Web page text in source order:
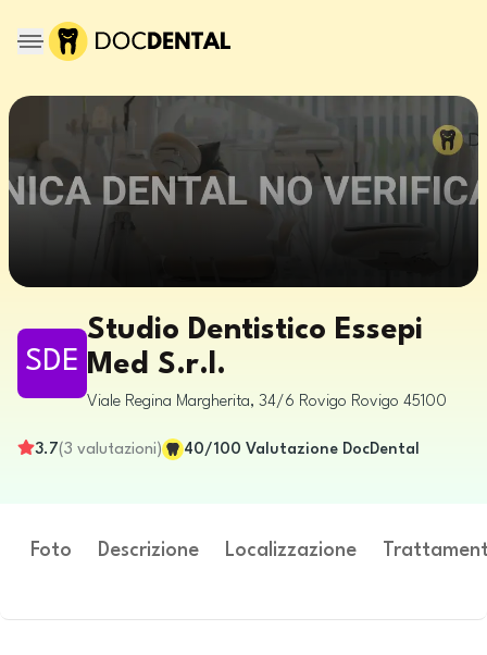
SDE
Studio Dentistico Essepi
Med S.r.l.
Viale Regina Margherita, 34/6 Rovigo Rovigo 45100
3.7(3 valutazioni) 40/100 Valutazione DocDental
Foto Descrizione Localizzazione